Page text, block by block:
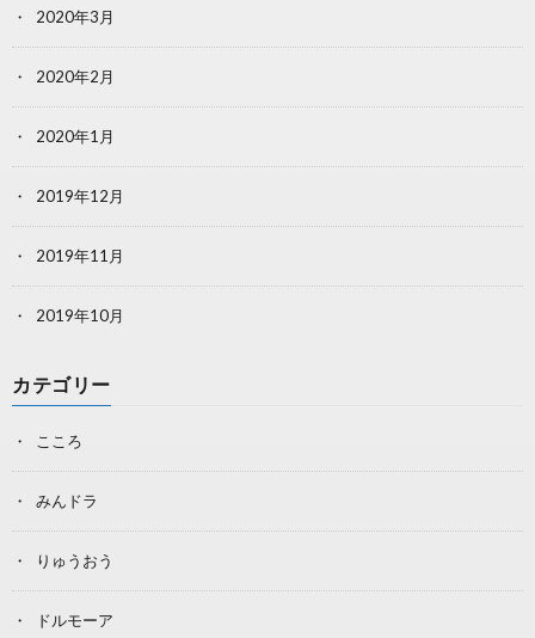
2020年3月
2020年2月
2020年1月
2019年12月
2019年11月
2019年10月
カテゴリー
こころ
みんドラ
りゅうおう
ドルモーア